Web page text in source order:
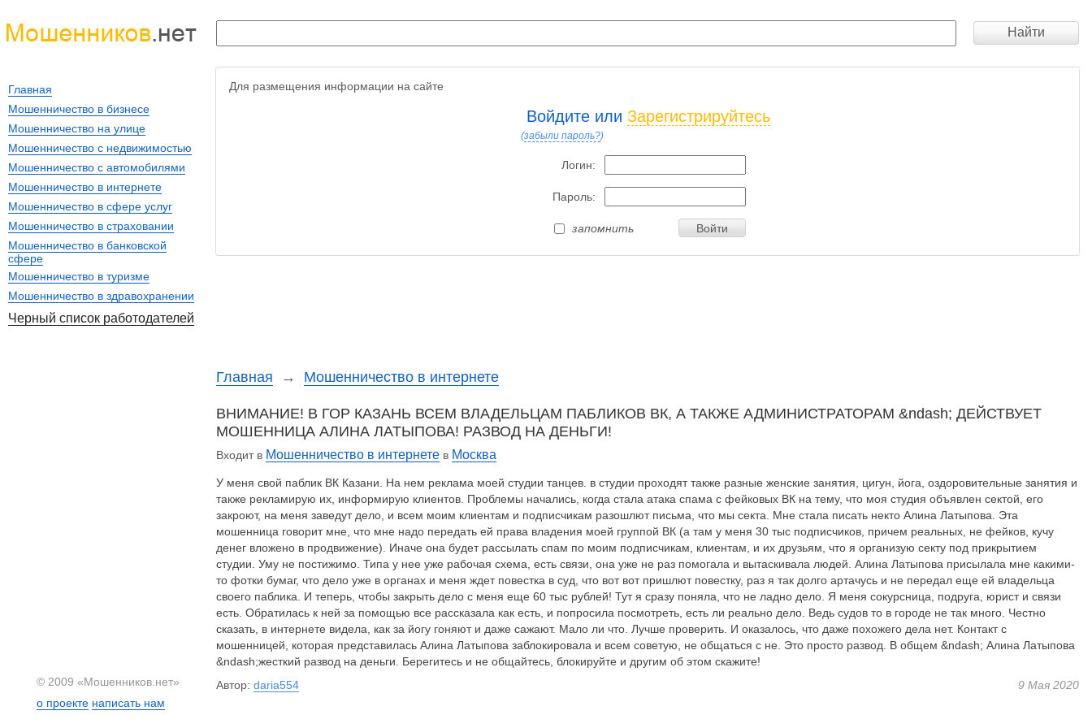
Найти
Для размещения информации на сайте
Войдите или Зарегистрируйтесь
(забыли пароль?)
Логин:
Пароль:
запомнить Войти
Главная → Мошенничество в интернете
ВНИМАНИЕ! В ГОР КАЗАНЬ ВСЕМ ВЛАДЕЛЬЦАМ ПАБЛИКОВ ВК, А ТАКЖЕ АДМИНИСТРАТОРАМ &ndash; ДЕЙСТВУЕТ
МОШЕННИЦА АЛИНА ЛАТЫПОВА! РАЗВОД НА ДЕНЬГИ!
Входит в Мошенничество в интернете в Москва
У меня свой паблик ВК Казани. На нем реклама моей студии танцев. в студии проходят также разные женские занятия, цигун, йога, оздоровительные занятия и
также рекламирую их, информирую клиентов. Проблемы начались, когда стала атака спама с фейковых ВК на тему, что моя студия объявлен сектой, его
закроют, на меня заведут дело, и всем моим клиентам и подписчикам разошлют письма, что мы секта. Мне стала писать некто Алина Латыпова. Эта
мошенница говорит мне, что мне надо передать ей права владения моей группой ВК (а там у меня 30 тыс подписчиков, причем реальных, не фейков, кучу
денег вложено в продвижение). Иначе она будет рассылать спам по моим подписчикам, клиентам, и их друзьям, что я организую секту под прикрытием
студии. Уму не постижимо. Типа у нее уже рабочая схема, есть связи, она уже не раз помогала и вытаскивала людей. Алина Латыпова присылала мне какими-
то фотки бумаг, что дело уже в органах и меня ждет повестка в суд, что вот вот пришлют повестку, раз я так долго артачусь и не передал еще ей владельца
своего паблика. И теперь, чтобы закрыть дело с меня еще 60 тыс рублей! Тут я сразу поняла, что не ладно дело. Я меня сокурсница, подруга, юрист и связи
есть. Обратилась к ней за помощью все рассказала как есть, и попросила посмотреть, есть ли реально дело. Ведь судов то в городе не так много. Честно
сказать, в интернете видела, как за йогу гоняют и даже сажают. Мало ли что. Лучше проверить. И оказалось, что даже похожего дела нет. Контакт с
мошенницей, которая представилась Алина Латыпова заблокировала и всем советую, не общаться с не. Это просто развод. В общем &ndash; Алина Латыпова
&ndash;жесткий развод на деньги. Берегитесь и не общайтесь, блокируйте и другим об этом скажите!
Автор: daria554 9 Мая 2020
Главная
Мошенничество в бизнесе
Мошенничество на улице
Мошенничество с недвижимостью
Мошенничество с автомобилями
Мошенничество в интернете
Мошенничество в сфере услуг
Мошенничество в страховании
Мошенничество в банковской
сфере
Мошенничество в туризме
Мошенничество в здравохранении
Черный список работодателей
© 2009 «Мошенников.нет»
о проекте написать нам